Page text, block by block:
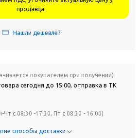
продавца.
Нашли дешевле?
покупателем при получении)
сегодня до 15:00, отправка в ТК
с 08:30 -17:30, Пт с 08:30 - 16:00)
способы доставки